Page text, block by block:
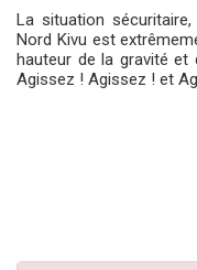
La situation
Nord Kivu est
hauteur de la gravité et
Agissez ! Agissez ! et